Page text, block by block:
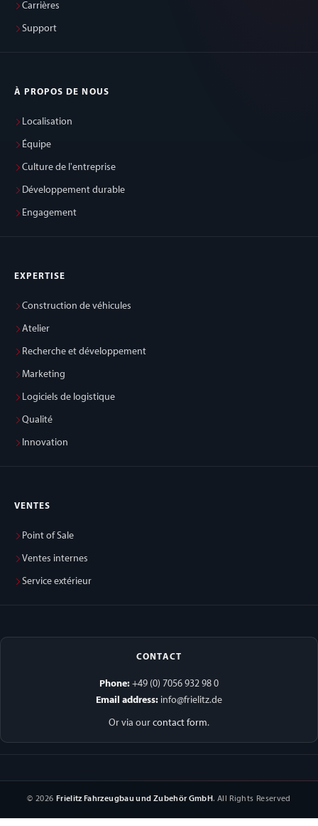
Carrières
Support
À PROPOS DE NOUS
Localisation
Équipe
Culture de l'entreprise
Développement durable
Engagement
EXPERTISE
Construction de véhicules
Atelier
Recherche et développement
Marketing
Logiciels de logistique
Qualité
Innovation
VENTES
Point of Sale
Ventes internes
Service extérieur
CONTACT
Phone: +49 (0) 7056 932 98 0
Email address: info@frielitz.de
Or via our contact form.
© 2026 Frielitz Fahrzeugbau und Zubehör GmbH. All Rights Reserved